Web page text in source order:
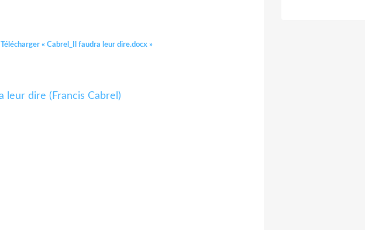
Télécharger « Cabrel_Il faudra leur dire.docx »